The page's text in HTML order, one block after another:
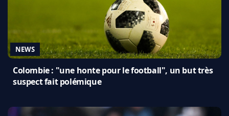
NEWS
Colombie : "une honte pour le football", un but très
suspect fait polémique